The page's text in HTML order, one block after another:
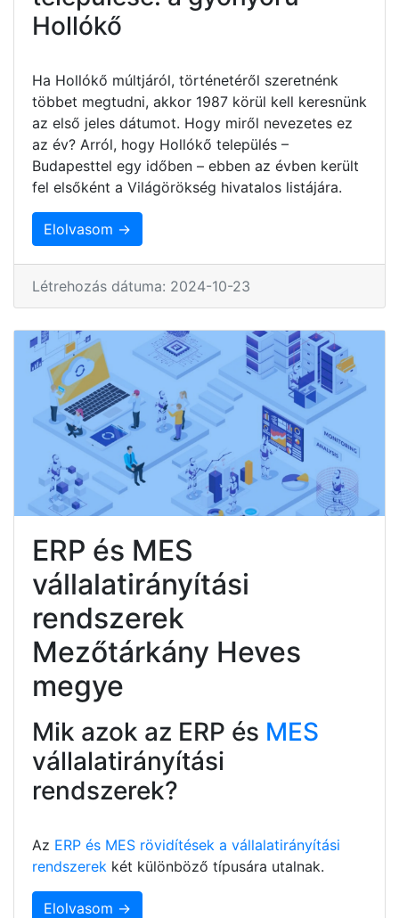
Hollókő
Ha Hollókő múltjáról, történetéről szeretnénk
többet megtudni, akkor 1987 körül kell keresnünk
az első jeles dátumot. Hogy miről nevezetes ez
az év? Arról, hogy Hollókő település –
Budapesttel egy időben – ebben az évben került
fel elsőként a Világörökség hivatalos listájára.
Elolvasom →
Létrehozás dátuma: 2024-10-23
ERP és MES
vállalatirányítási
rendszerek
Mezőtárkány Heves
megye
Mik azok az ERP és MES
vállalatirányítási
rendszerek?
Az ERP és MES rövidítések a vállalatirányítási
rendszerek két különböző típusára utalnak.
Elolvasom →